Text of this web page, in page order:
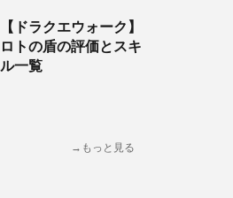
【ドラクエウォーク】
ロトの盾の評価とスキ
ル一覧
→もっと見る